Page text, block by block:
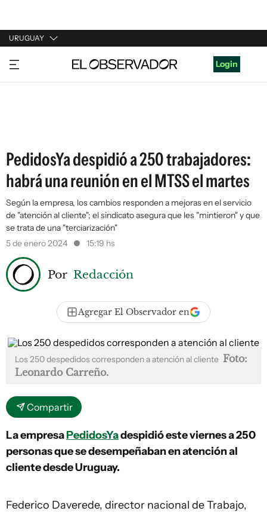
URUGUAY
URUGUAY
ARGENTINA
Login
PedidosYa despidió a 250 trabajadores:
habrá una reunión en el MTSS el martes
Según la empresa, los cambios responden a mejoras en el servicio
de "atención al cliente"; el sindicato asegura que les "mintieron" y que
se trata de una "terciarización"
5 de enero 2024
15:19 hs
Por Redacción
Agregar El Observador en
Los 250 despedidos corresponden a atención al cliente Foto:
Leonardo Carreño.
Compartir
La empresaPedidosYadespidió este viernes a 250
personas que se desempeñaban en atención al
cliente desde Uruguay.
Federico Daverede, director nacional de Trabajo,